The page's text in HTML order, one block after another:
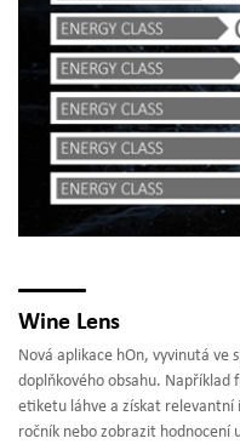
Wine Lens
Nová aplikace hOn, vyvinutá ve
doplňkového obsahu. Například
etiketu láhve a získat relevantní
ročník nebo zobrazit hodnocení